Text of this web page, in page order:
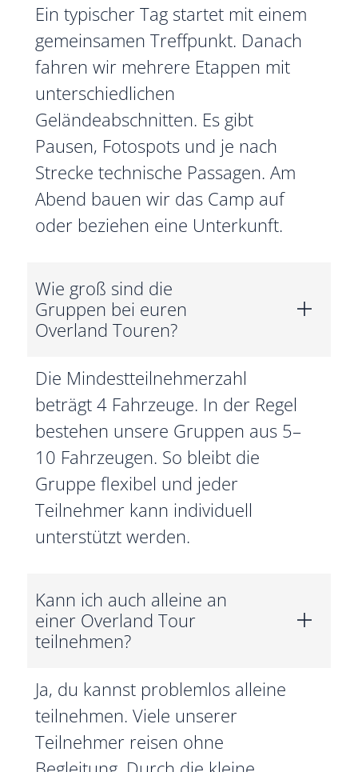
Ein typischer Tag startet mit einem
gemeinsamen Treffpunkt. Danach
fahren wir mehrere Etappen mit
unterschiedlichen
Geländeabschnitten. Es gibt
Pausen, Fotospots und je nach
Strecke technische Passagen. Am
Abend bauen wir das Camp auf
oder beziehen eine Unterkunft.
Wie groß sind die
Gruppen bei euren
Overland Touren?
Die Mindestteilnehmerzahl
beträgt 4 Fahrzeuge. In der Regel
bestehen unsere Gruppen aus 5–
10 Fahrzeugen. So bleibt die
Gruppe flexibel und jeder
Teilnehmer kann individuell
unterstützt werden.
Kann ich auch alleine an
einer Overland Tour
teilnehmen?
Ja, du kannst problemlos alleine
teilnehmen. Viele unserer
Teilnehmer reisen ohne